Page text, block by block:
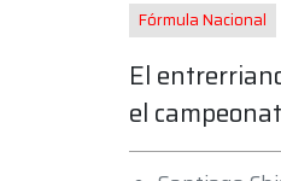
Fórmula Nacional
El
el